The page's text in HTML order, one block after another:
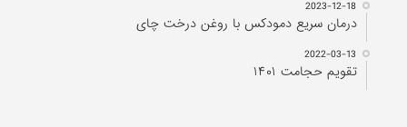
2023-12-18
درمان سریع دمودکس با روغن درخت چای
2022-03-13
تقویم حجامت ۱۴۰۱